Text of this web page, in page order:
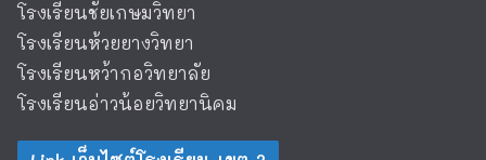
โรงเรียนชัยเกษมวิทยา
โรงเรียนห้วยยางวิทยา
โรงเรียนหว้ากอวิทยาลัย
โรงเรียนอ่าวน้อยวิทยานิคม